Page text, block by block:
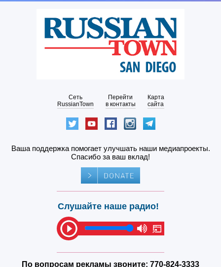
Сеть
RussianTown
Перейти
в контакты
Карта
сайта
Ваша поддержка помогает улучшать наши медиапроекты.
Спасибо за ваш вклад!
Слушайте наше радио!
По вопросам рекламы звоните: 770-824-3333